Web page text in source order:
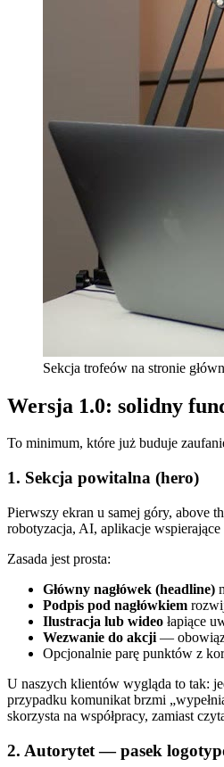
Sekcja trofeów na stronie
Wersja 1.0: solidny
To minimum, które już buduje
1. Sekcja powitalna (hero)
Pierwszy ekran u samej góry, above
robotyzacja, AI, aplikacje
Zasada jest prosta:
Główny nagłówek (headline)
Podpis pod nagłówkiem
Ilustracja lub wideo łapiące
Wezwanie do akcji —
Opcjonalnie parę punktów z
U naszych klientów wygląda to tak:
przypadku komunikat brzmi
skorzysta na współpracy, zamiast
2. Autorytet — pasek